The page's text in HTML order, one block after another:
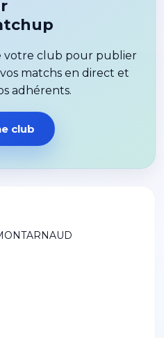
votre club pour publier
matchs en direct et
adhérents.
club